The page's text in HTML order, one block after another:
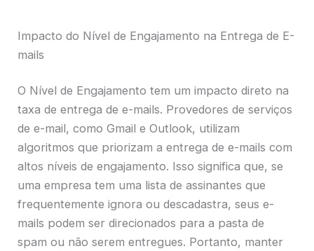
Impacto do Nível de Engajamento na Entrega de E-
mails
O Nível de Engajamento tem um impacto direto na
taxa de entrega de e-mails. Provedores de serviços
de e-mail, como Gmail e Outlook, utilizam
algoritmos que priorizam a entrega de e-mails com
altos níveis de engajamento. Isso significa que, se
uma empresa tem uma lista de assinantes que
frequentemente ignora ou descadastra, seus e-
mails podem ser direcionados para a pasta de
spam ou não serem entregues. Portanto, manter